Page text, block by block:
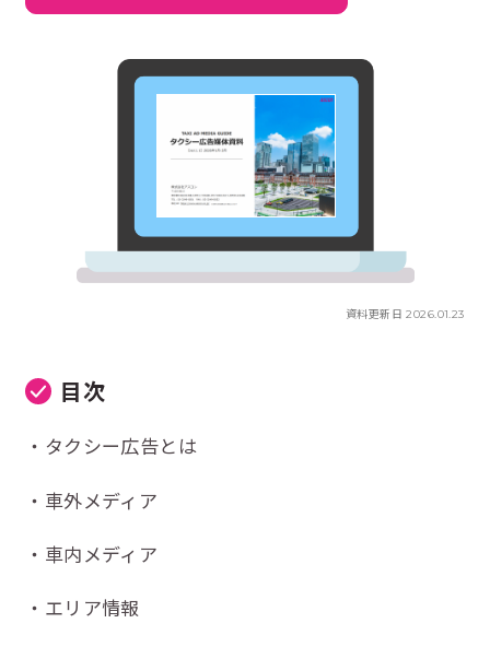
資料更新日 2026.01.23
目次
タクシー広告とは
車外メディア
車内メディア
エリア情報